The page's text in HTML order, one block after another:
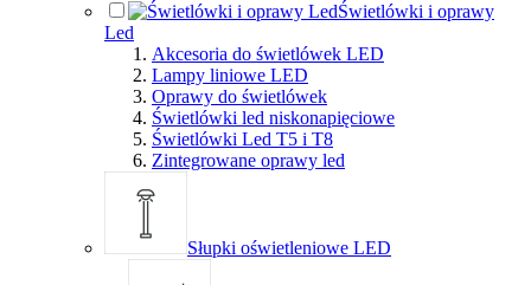
Świetlówki i oprawy
Led
Akcesoria do świetlówek LED
Lampy liniowe LED
Oprawy do świetlówek
Świetlówki led niskonapięciowe
Świetlówki Led T5 i T8
Zintegrowane oprawy led
Słupki oświetleniowe LED